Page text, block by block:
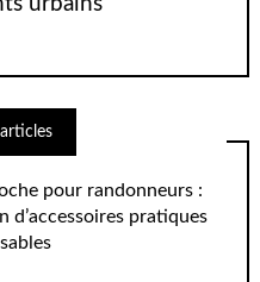
pour randonneurs :
d’accessoires pratiques